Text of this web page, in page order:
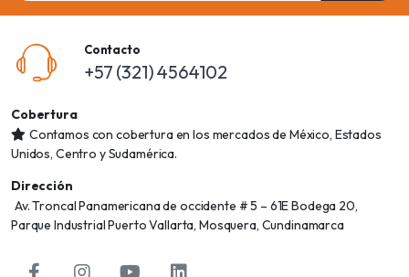
Contacto
+57 (321) 4564102
Cobertura
Contamos con cobertura en los mercados de México, Estados
Unidos, Centro y Sudamérica.
Dirección
Av. Troncal Panamericana de occidente # 5 – 61E Bodega 20,
Parque Industrial Puerto Vallarta, Mosquera, Cundinamarca